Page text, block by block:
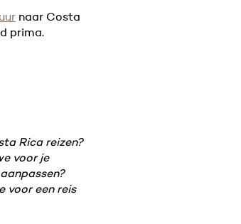
naar Costa
prima.
Rica reizen?
voor je
voor een reis